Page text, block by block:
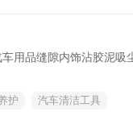
用品缝隙内饰沾胶泥吸
护
汽车清洁工具